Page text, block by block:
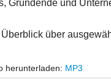
Gründende und
über
herunterladen: MP3